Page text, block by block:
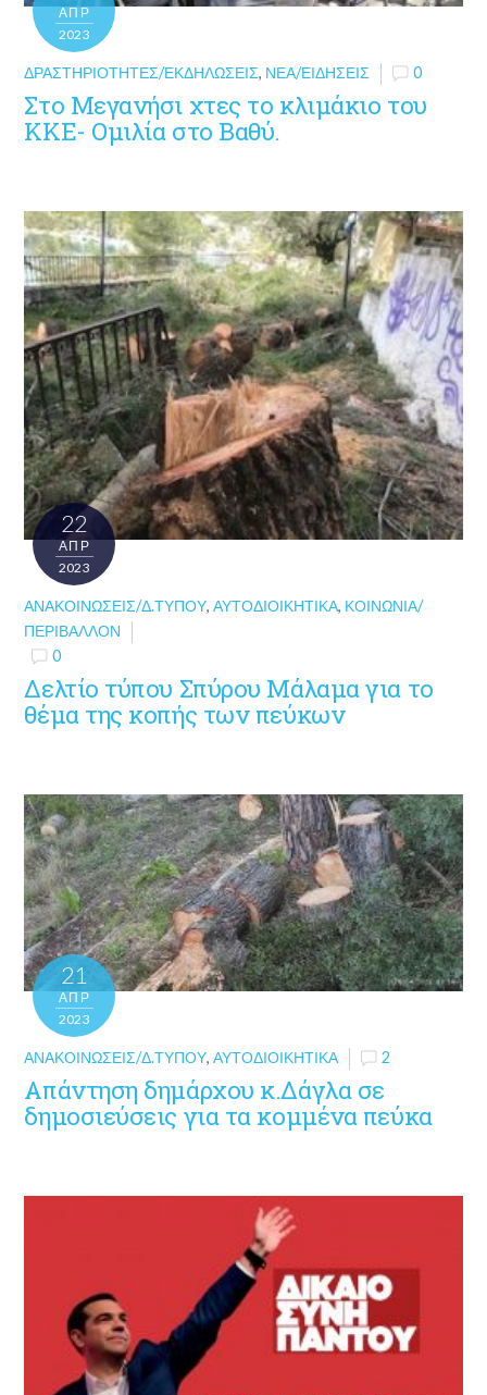
ΑΠΡ
2023
ΔΡΑΣΤΗΡΙΌΤΗΤΕΣ/ΕΚΔΗΛΏΣΕΙΣ, ΝΈΑ/ΕΙΔΉΣΕΙΣ 0
Στο Μεγανήσι χτες το κλιμάκιο του
ΚΚΕ- Ομιλία στο Βαθύ.
22
ΑΠΡ
2023
ΑΝΑΚΟΙΝΏΣΕΙΣ/Δ.ΤΎΠΟΥ,ΑΥΤΟΔΙΟΙΚΗΤΙΚΆ, ΚΟΙΝΩΝΊΑ/
ΠΕΡΙΒΆΛΛΟΝ
0
Δελτίο τύπου Σπύρου Μάλαμα για το
θέμα της κοπής των πεύκων
21
ΑΠΡ
2023
ΑΝΑΚΟΙΝΏΣΕΙΣ/Δ.ΤΎΠΟΥ,ΑΥΤΟΔΙΟΙΚΗΤΙΚΆ 2
Απάντηση δημάρχου κ.Δάγλα σε
δημοσιεύσεις για τα κομμένα πεύκα